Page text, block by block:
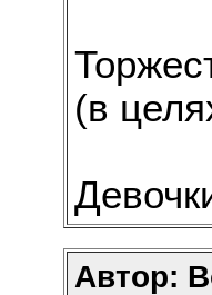
(в
Автор: